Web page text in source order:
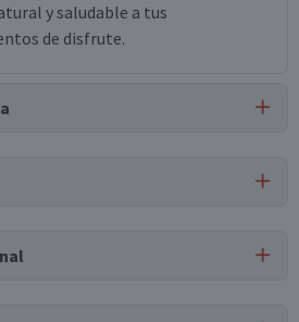
y saludable a tus
de disfrute.